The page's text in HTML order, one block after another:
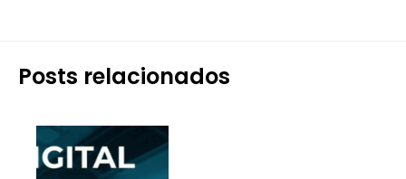
Posts relacionados